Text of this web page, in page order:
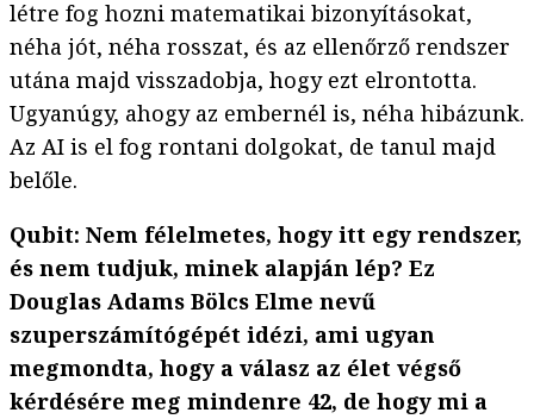
létre fog hozni matematikai bizonyításokat,
néha jót, néha rosszat, és az ellenőrző rendszer
utána majd visszadobja, hogy ezt elrontotta.
Ugyanúgy, ahogy az embernél is, néha hibázunk.
Az AI is el fog rontani dolgokat, de tanul majd
belőle.
Qubit: Nem félelmetes, hogy itt egy rendszer,
és nem tudjuk, minek alapján lép? Ez
Douglas Adams Bölcs Elme nevű
szuperszámítógépét idézi, ami ugyan
megmondta, hogy a válasz az élet végső
kérdésére meg mindenre 42, de hogy mi a